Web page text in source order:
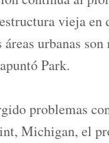
vieja en
áreas urbanas
Park.
problemas
Michigan, el